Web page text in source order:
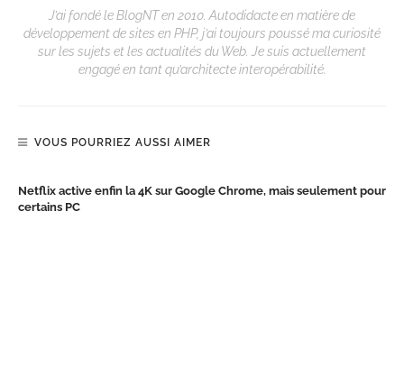
J’ai fondé le BlogNT en 2010. Autodidacte en matière de
développement de sites en PHP, j’ai toujours poussé ma curiosité
sur les sujets et les actualités du Web. Je suis actuellement
engagé en tant qu’architecte interopérabilité.
VOUS POURRIEZ AUSSI AIMER
Netflix active enfin la 4K sur Google Chrome, mais seulement pour
certains PC